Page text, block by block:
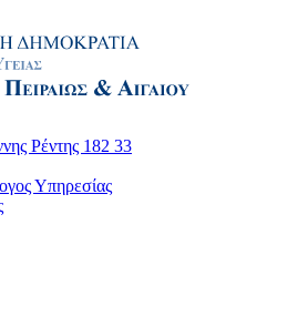
Ρέντης 182 33
Υπηρεσίας